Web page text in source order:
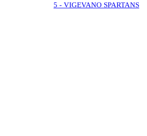
5 - VIGEVANO SPARTANS